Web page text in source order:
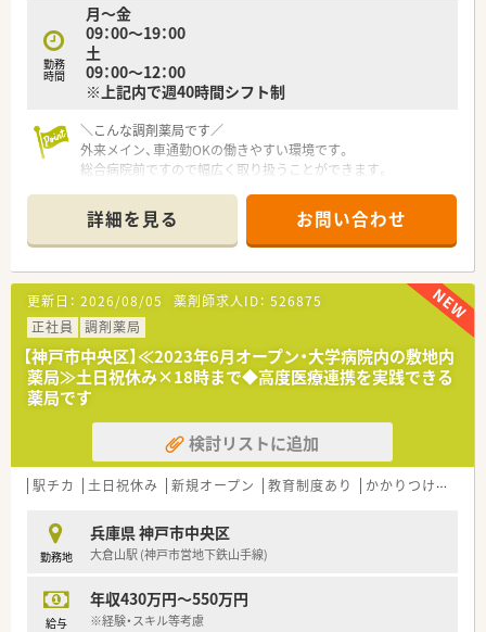
【勤務実態について】
■1分単位で残業代がしっかりと支給されるシステムを導入して
おり、サービス残業が発生しないクリーンな労働環境が魅力で
す。
ため、1人あたりの仕事量が少なく過誤率も極めて低いです。
■年間休日は113日確保されており、毎月の休日消化率も100％
を維持しているため、無理なく働き続けることが可能です。
勤務
時間
月～金
09：00～19：00
土
09：00～12：00
※上記内で週40時間シフト制
＼こんな調剤薬局です／
外来メイン、車通勤OKの働きやすい環境です。
総合病院前ですので幅広く取り扱うことができます。
度も充実。
＼休日休暇・福利厚生について／
■年間休日は113日、半日＋半日で1日休みというカウントはせ
ず、1日単位でのお休みです。
■産前・産後休暇・育児休暇（子が最長2歳まで）の他、介護休暇・
看護休暇などございます。
■時短勤務はお子様が小学校を卒業するまで利用可能です。
■会社都合でのご自宅からの通勤ができない場合は、社宅制度
（規定あり）も適用されます。
＼こんな会社です／
■全国に店舗展開をしている大手調剤・ドラッグストアの企業で
す。
■調剤事業を中心に、OTC販売・在宅・訪問看護など、ヘルスケア
詳細を見る お問い合わせ
更新日： 2026/08/05 薬剤師求人ID： 526875
正社員
調剤薬局
【神戸市中央区】≪2023年6月オープン・大学病院内の敷地内
薬局≫土日祝休み×18時まで◆高度医療連携を実践できる
薬局です
検討リストに追加
駅チカ 土日祝休み 新規オープン 教育制度あり かかりつけ薬剤師
勤務地
兵庫県 神戸市中央区
大倉山駅 (神戸市営地下鉄山手線)
給与
年収430万円～550万円
※経験・スキル等考慮